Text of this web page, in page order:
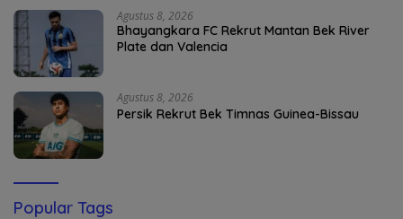
Agustus 8, 2026
Bhayangkara FC Rekrut Mantan Bek River
Plate dan Valencia
Agustus 8, 2026
Persik Rekrut Bek Timnas Guinea-Bissau
Popular Tags